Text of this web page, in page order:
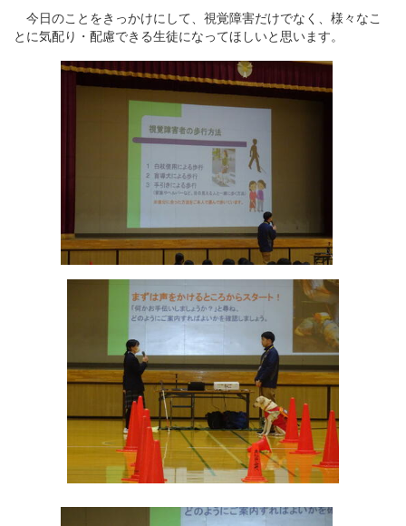
今日のことをきっかけにして、視覚障害だけでなく、様々なこ
とに気配り・配慮できる生徒になってほしいと思います。